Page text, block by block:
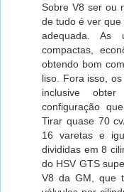
Sobre V8 ser ou
de tudo é ver
adequada. As
compactas,
obtendo bom
liso. Fora isso,
inclusive
configuração
Tirar quase 70
16 varetas e
divididas em 8
do HSV GTS
V8 da GM, que